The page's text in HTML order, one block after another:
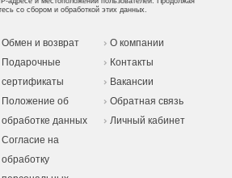
со сбором и обработкой этих данных.
Обмен и возврат
Подарочные
сертификаты
Положение об
обработке данных
Согласие на
обработку
О компании
Контакты
Вакансии
Обратная связь
Личный кабинет